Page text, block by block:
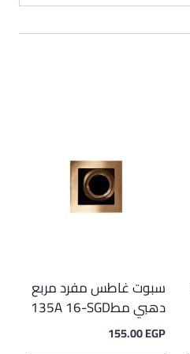
سبوت غاطس مفرد مربع
دهبي مط135A 16-SGD
155.00EGP